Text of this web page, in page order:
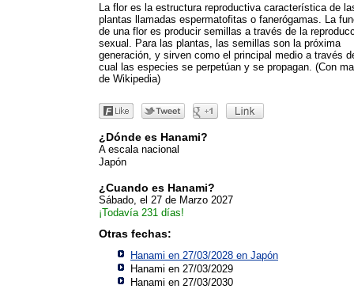
La flor es la estructura reproductiva característica de
plantas llamadas espermatofitas o fanerógamas. La
de una flor es producir semillas a través de la
sexual. Para las plantas, las semillas son la próxima
generación, y sirven como el principal medio a través
cual las especies se perpetúan y se propagan. (Con
de Wikipedia)
¿Dónde es Hanami?
A escala nacional
Japón
¿Cuando es Hanami?
Sábado, el 27 de Marzo 2027
¡Todavía 231 días!
Otras fechas:
Hanami en 27/03/2028 en Japón
Hanami en 27/03/2029
Hanami en 27/03/2030